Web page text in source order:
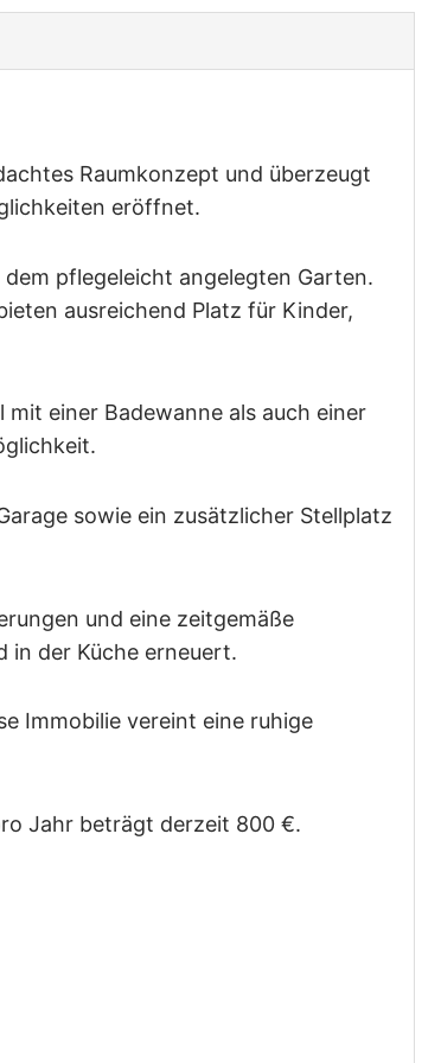
Raumkonzept und überzeugt
eröffnet.
pflegeleicht angelegten Garten.
ausreichend Platz für Kinder,
einer Badewanne als auch einer
sowie ein zusätzlicher Stellplatz
und eine zeitgemäße
in der Küche erneuert.
Immobilie vereint eine ruhige
Jahr beträgt derzeit 800 €.